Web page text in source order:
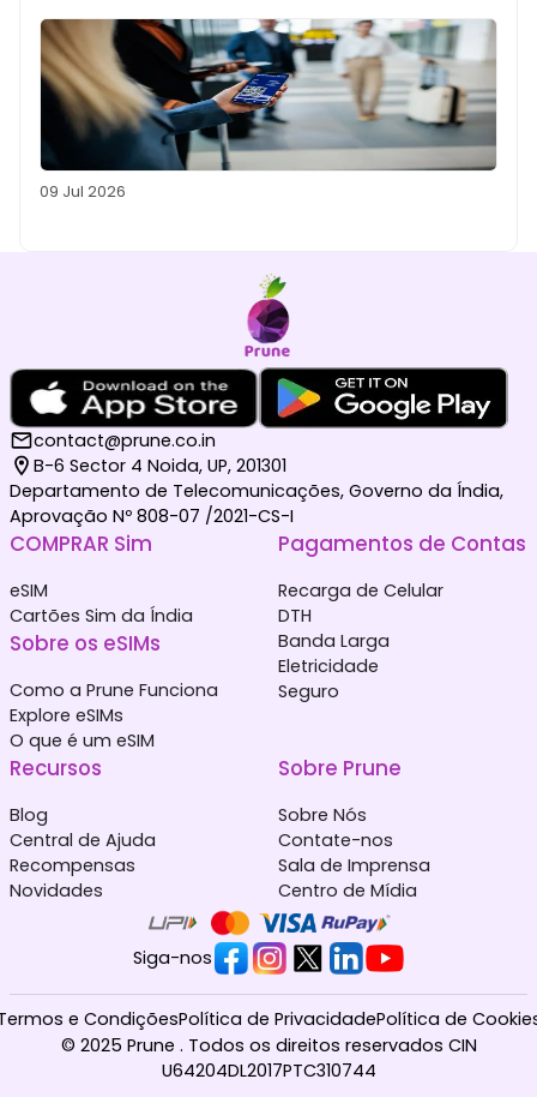
09 Jul 2026
contact@prune.co.in
B-6 Sector 4 Noida, UP, 201301
Departamento de Telecomunicações, Governo da Índia,
Aprovação Nº 808-07 /2021-CS-I
COMPRAR Sim
eSIM
Cartões Sim da Índia
Sobre os eSIMs
Como a Prune Funciona
Explore eSIMs
O que é um eSIM
Pagamentos de Contas
Recarga de Celular
DTH
Banda Larga
Eletricidade
Seguro
Recursos
Blog
Central de Ajuda
Recompensas
Novidades
Sobre Prune
Sobre Nós
Contate-nos
Sala de Imprensa
Centro de Mídia
Siga-nos
© 2025 Prune . Todos os direitos reservados CIN
U64204DL2017PTC310744
e CondiçõesPolítica de PrivacidadePolítica de